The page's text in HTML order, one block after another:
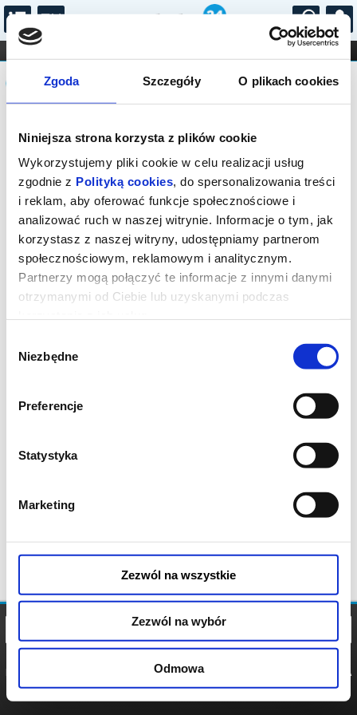
Zgoda Szczegóły O plikach cookies
Niniejsza strona korzysta z plików cookie
Wykorzystujemy pliki cookie w celu realizacji usług
zgodnie z Polityką cookies, do spersonalizowania treści
i reklam, aby oferować funkcje społecznościowe i
analizować ruch w naszej witrynie. Informacje o tym, jak
korzystasz z naszej witryny, udostępniamy partnerom
społecznościowym, reklamowym i analitycznym.
Partnerzy mogą połączyć te informacje z innymi danymi
otrzymanymi od Ciebie lub uzyskanymi podczas
zgody
Niezbędne
Preferencje
Statystyka
Marketing
Zezwól na wszystkie
Zezwól na wybór
Odmowa
...
FILHARMONIA OPERA I BALET
STAND-UP
DLA DZIECI
Komunikat
Sprzedaż biletów on-line na wydarzenie
została zakończona.
POLITYKA
POLITYKA